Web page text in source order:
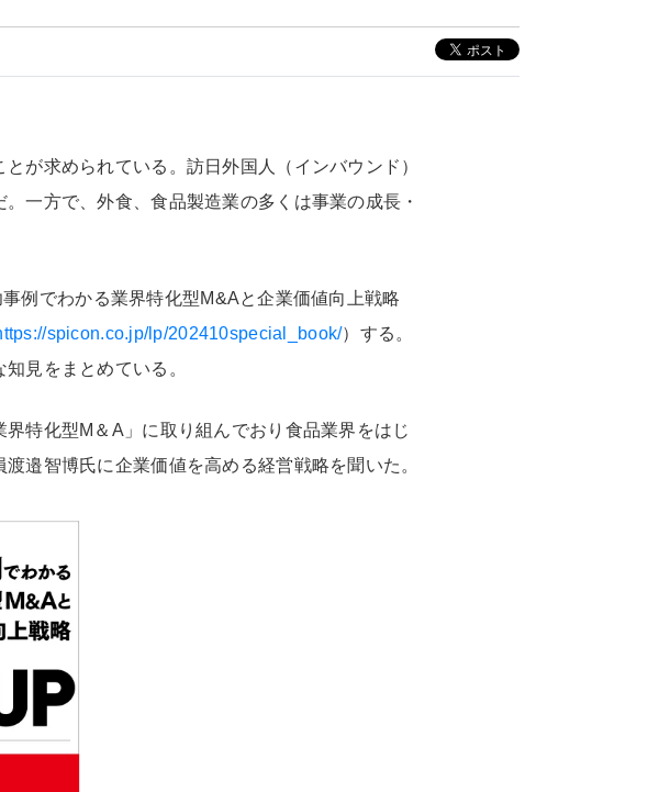
が求められている。訪日外国人（インバウンド）
一方で、外食、食品製造業の多くは事業の成長・
例でわかる業界特化型M&Aと企業価値向上戦略
spicon.co.jp/lp/202410special_book/）する。
見をまとめている。
特化型M＆A」に取り組んでおり食品業界をはじ
邉智博氏に企業価値を高める経営戦略を聞いた。